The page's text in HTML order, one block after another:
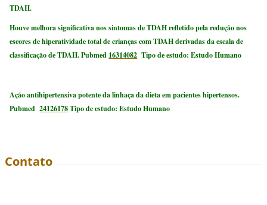
TDAH.
Houve melhora significativa nos sintomas de TDAH refletido pela redução nos
escores de hiperatividade total de crianças com TDAH derivadas da escala de
classificação de TDAH.Pubmed 16314082 Tipo de estudo: Estudo Humano
Ação antihipertensiva potente da linhaça da dieta em pacientes hipertensos.
Pubmed24126178Tipo de estudo: Estudo Humano
Contato